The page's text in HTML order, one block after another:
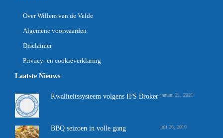
Over Willem van de Velde
Algemene voorwaarden
Disclaimer
Privacy- en cookieverklaring
Laatste Nieuws
Kwaliteitssysteem volgens IFS Broker januari 21, 2021
BBQ seizoen in volle gang juli 26, 2016